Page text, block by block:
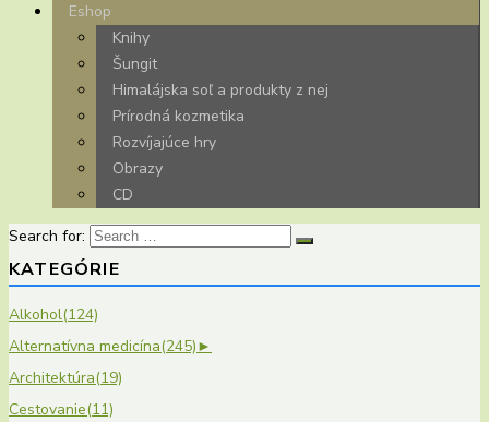
Eshop
Knihy
Šungit
Himalájska soľ a produkty z nej
Prírodná kozmetika
Rozvíjajúce hry
Obrazy
CD
Search for:
KATEGÓRIE
Alkohol(124)
Alternatívna medicína(245)►
Architektúra(19)
Cestovanie(11)